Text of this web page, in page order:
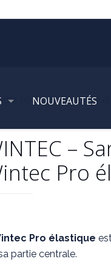
NOUVEAUTÉS
courte Wintec Pro
–
Pro
Pro élastique
partie centrale.